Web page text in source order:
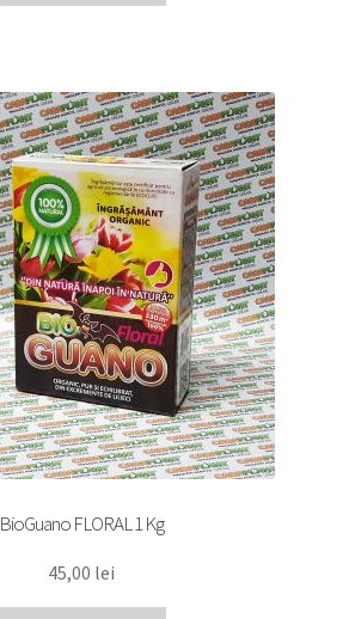
BioGuano FLORAL 1 Kg
45,00 lei